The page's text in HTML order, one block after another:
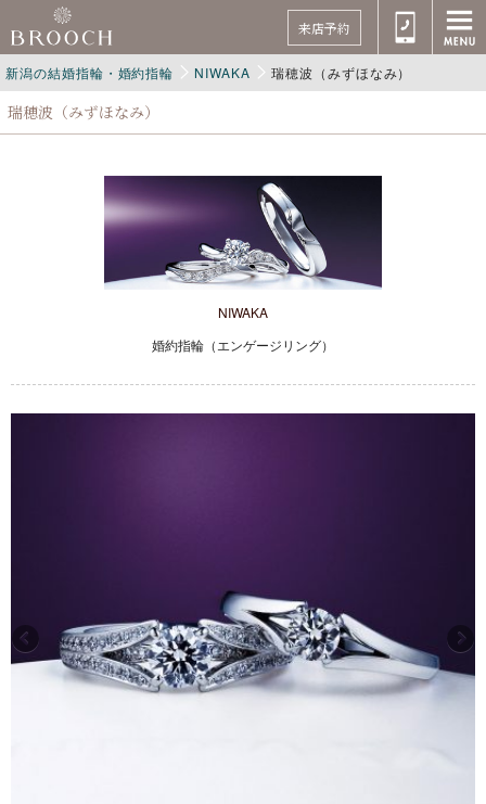
来店予約
新潟の結婚指輪・婚約指輪 NIWAKA 瑞穂波（みずほなみ）
瑞穂波（みずほなみ）
NIWAKA
婚約指輪（エンゲージリング）